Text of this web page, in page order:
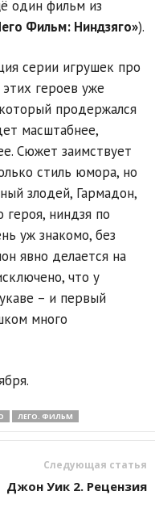
один фильм из
Фильм: Ниндзяго»).
серии игрушек про
героев уже
продержался
масштабнее,
Сюжет заимствует
стиль юмора, но
злодей, Гармадон,
героя, ниндзя по
уж знакомо, без
явно делается на
что у
– и первый
много
ЛЕГО. ФИЛЬМ
Следующая статья
Джон Уик 2. Рецензия